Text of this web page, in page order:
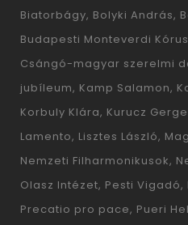
Biatorbágy Bolyki András
Budapesti Monteverdi Kórus
Csángó-magyar szerelmi
jubíleum Kamp Salamon
Korbuly Klára Kurucz
Lamento Lisztes László
Nemzeti Filharmonikusok
Olasz Intézet Pesti Vigadó
Precatio pro pace Pueri